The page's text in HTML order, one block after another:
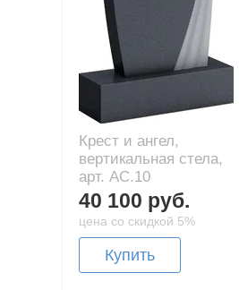
Крест и ангел,
вертикальная стела,
арт. AC.10
40 100 руб.
цена со скидкой 5%
Купить